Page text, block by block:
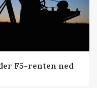
F5-renten ned